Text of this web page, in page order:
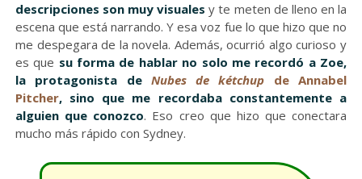
descripciones son muy visualesy te meten de lleno en la
escena que está narrando. Y esa voz fue lo que hizo que no
me despegara de la novela. Además, ocurrió algo curioso y
es que su forma de hablar no solo me recordó a Zoe,
la protagonista de Nubes de kétchup de Annabel
Pitcher, sino que me recordaba constantemente a
alguien que conozco. Eso creo que hizo que conectara
mucho más rápido con Sydney.